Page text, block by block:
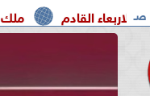
ملك البحرين